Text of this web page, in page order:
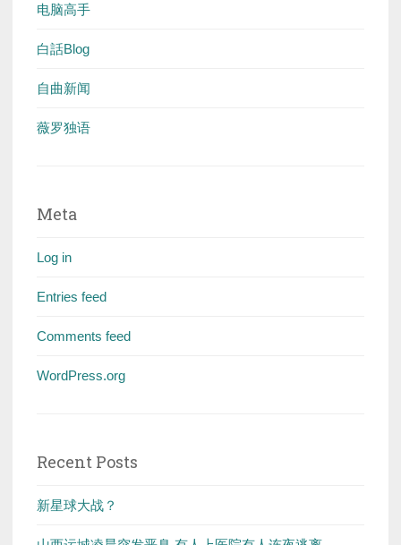
电脑高手
白話Blog
自曲新闻
薇罗独语
Meta
Log in
Entries feed
Comments feed
WordPress.org
Recent Posts
新星球大战？